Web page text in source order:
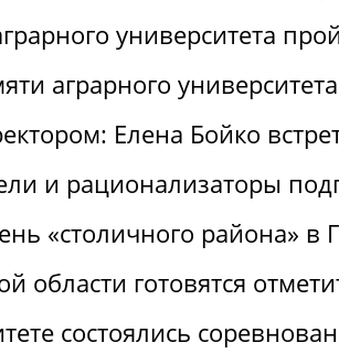
университета
аграрного
Елена Бойко
и рационализаторы
«столичного района» в
области готовятся
состоялись